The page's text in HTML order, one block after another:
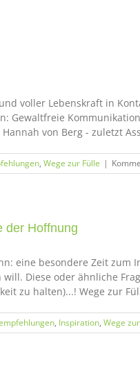
voller Lebenskraft in
Gewaltfreie
von Berg - zuletzt
, Wege zur Fülle |
der Hoffnung
eine besondere Zeit
Diese oder ähnliche
zu halten)...! Wege zur
, Inspiration, Wege